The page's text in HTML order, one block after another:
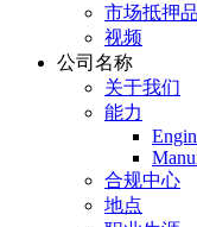
市场抵押品
视频
公司名称
关于我们
能力
合规中心
地点